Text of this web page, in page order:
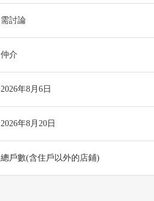
需討論
仲介
2026年8月6日
2026年8月20日
總戶數(含住戶以外的店鋪)